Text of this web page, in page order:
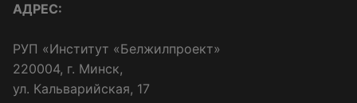
АДРЕС:
РУП «Институт «Белжилпроект»
220004, г. Минск,
ул. Кальварийская, 17